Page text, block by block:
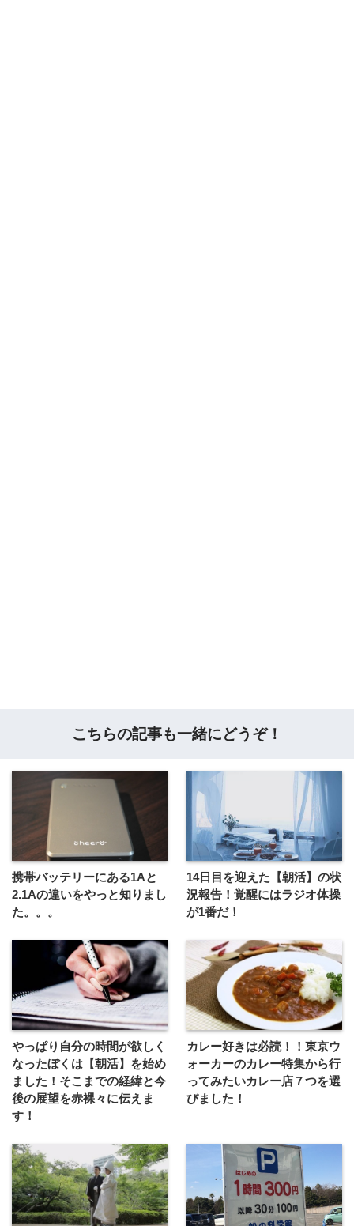
こちらの記事も一緒にどうぞ！
携帯バッテリーにある1Aと
2.1Aの違いをやっと知りまし
た。。。
14日目を迎えた【朝活】の状
況報告！覚醒にはラジオ体操
が1番だ！
やっぱり自分の時間が欲しく
なったぼくは【朝活】を始め
ました！そこまでの経緯と今
後の展望を赤裸々に伝えま
す！
カレー好きは必読！！東京ウ
ォーカーのカレー特集から行
ってみたいカレー店７つを選
びました！